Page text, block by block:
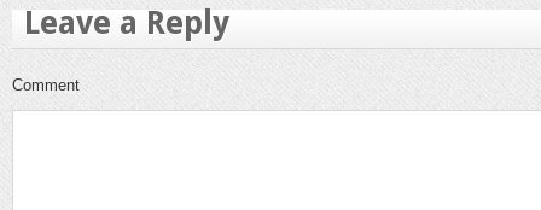
Leave a Reply
Comment